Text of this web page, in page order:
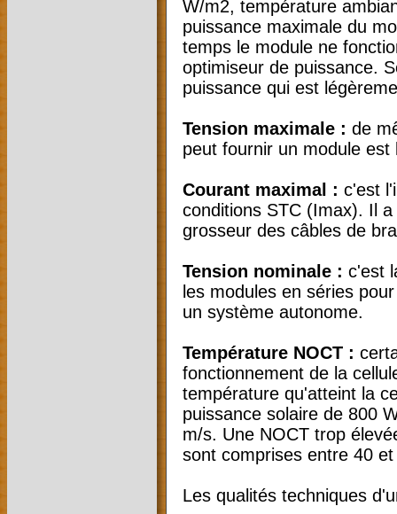
W/m2, température
puissance maximale du
temps le module ne
optimiseur de puissance.
puissance qui est
Tension maximale : de
peut fournir un module
Courant maximal : c'est
conditions STC (Imax). Il
grosseur des câbles de
Tension nominale : c'est
les modules en séries
un système autonome.
Température NOCT :
fonctionnement de la
température qu'atteint la
puissance solaire de 800
m/s. Une NOCT trop
sont comprises entre 40 et
Les qualités techniques